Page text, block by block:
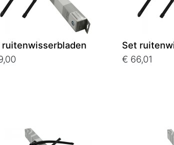
ruitenwisserbladen
Set
€ 66,01